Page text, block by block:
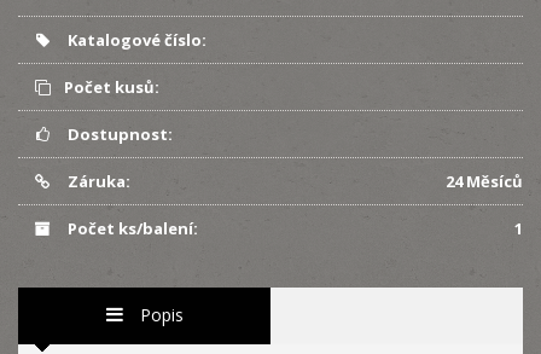
Katalogové číslo:
Počet kusů:
Dostupnost:
Záruka: 24 Měsíců
Počet ks/balení: 1
Popis